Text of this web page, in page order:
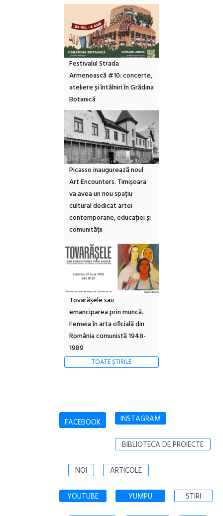
Festivalul Strada
Armenească #10: concerte,
ateliere și întâlniri în Grădina
Botanică
Picasso inaugurează noul
Art Encounters. Timișoara
va avea un nou spațiu
cultural dedicat artei
contemporane, educației și
comunității
Tovarășele sau
emanciparea prin muncă.
Femeia în arta oficială din
România comunistă 1948-
1989
TOATE ȘTIRILE
FACEBOOK INSTAGRAM
BIBLIOTECA DE PROIECTE
NOI ARTICOLE
YOUTUBE YUMPU STIRI